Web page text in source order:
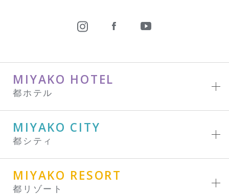
MIYAKO HOTEL
都ホテル
MIYAKO CITY
都シティ
MIYAKO RESORT
都リゾート